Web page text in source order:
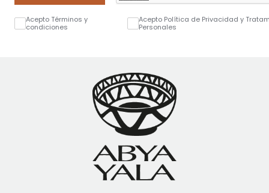
Acepto Términos y
condiciones
Acepto Política de Privacidad y
Personales